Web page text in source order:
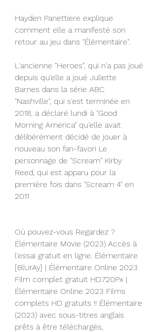
Hayden Panettiere explique
comment elle a manifesté son
retour au jeu dans "Élémentaire".
L'ancienne "Heroes", qui n'a pas joué
depuis qu'elle a joué Juliette
Barnes dans la série ABC
"Nashville", qui s'est terminée en
2018, a déclaré lundi à "Good
Morning America" ​​qu'elle avait
délibérément décidé de jouer à
nouveau son fan-favori Le
personnage de "Scream" Kirby
Reed, qui est apparu pour la
première fois dans "Scream 4" en
2011
Où pouvez-vous Regardez ?
Élémentaire Movie (2023) Accès à
l'essai gratuit en ligne. Élémentaire
[BlUrAy] | Élémentaire Online 2023
Film complet gratuit HD.720Px |
Élémentaire Online 2023 Films
complets HD gratuits !! Élémentaire
(2023) avec sous-titres anglais
prêts à être téléchargés,